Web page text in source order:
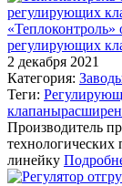
регулирующих
2 декабря 2021
Категория:
Теги:
клапаны
Производитель
технологических
линейку